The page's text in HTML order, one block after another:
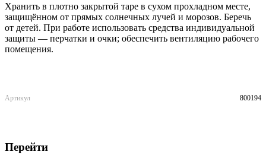
Хранить в плотно закрытой таре в сухом прохладном месте,
защищённом от прямых солнечных лучей и морозов. Беречь
от детей. При работе использовать средства индивидуальной
защиты — перчатки и очки; обеспечить вентиляцию рабочего
помещения.
Артикул 800194
Перейти